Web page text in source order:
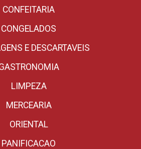
CONFEITARIA
CONGELADOS
E DESCARTAVEIS
LIMPEZA
MERCEARIA
ORIENTAL
PANIFICACAO